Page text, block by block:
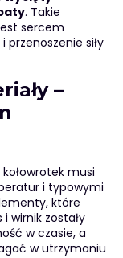
. Takie
sercem
przenoszenie siły
–
musi
i typowymi
które
i wirnik zostały
w czasie, a
w utrzymaniu